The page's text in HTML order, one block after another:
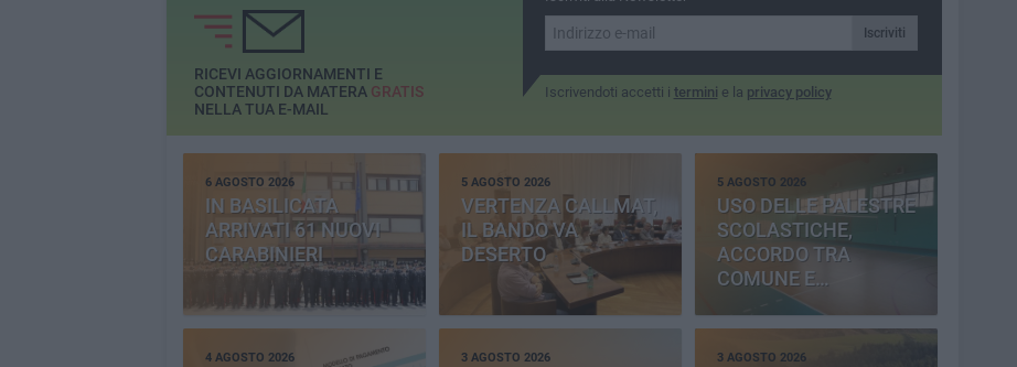
Iscriviti
Iscrivendoti accetti i termini e la privacy policy
RICEVI AGGIORNAMENTI E
CONTENUTI DA MATERA GRATIS
NELLA TUA E-MAIL
6 AGOSTO 2026
IN BASILICATA
ARRIVATI 61 NUOVI
CARABINIERI
5 AGOSTO 2026
VERTENZA CALLMAT,
IL BANDO VA
DESERTO
5 AGOSTO 2026
USO DELLE PALESTRE
SCOLASTICHE,
ACCORDO TRA
COMUNE E
PROVINCIA
4 AGOSTO 2026 3 AGOSTO 2026 3 AGOSTO 2026